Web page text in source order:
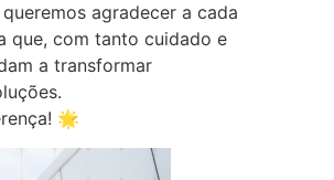
agradecer a cada
que, com tanto cuidado e
a transformar
🌟